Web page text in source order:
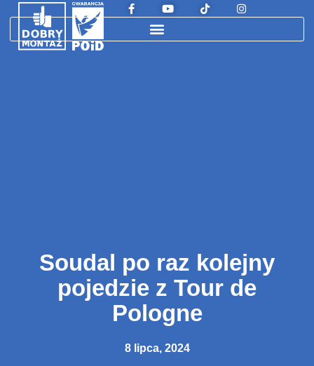
Soudal po raz kolejny
pojedzie z Tour de
Pologne
8 lipca, 2024